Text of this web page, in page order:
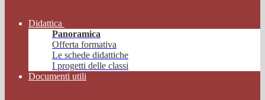
Didattica
Panoramica
Offerta formativa
Le schede didattiche
I progetti delle classi
Documenti utili